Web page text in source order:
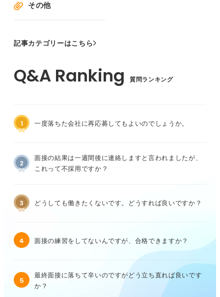
その他
記事カテゴリーはこちら
質問ランキング
1 一度落ちた会社に再応募してもよいのでしょうか。
2
面接の結果は一週間後に連絡しますと言われましたが、
これって不採用ですか？
3 どうしても働きたくないです。どうすれば良いですか？
4 面接の練習をしてないんですが、合格できますか？
5
最終面接に落ちて辛いのですがどう立ち直れば良いです
か？